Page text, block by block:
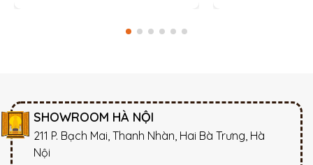
SHOWROOM HÀ NỘI
211 P. Bạch Mai, Thanh Nhàn, Hai Bà Trưng, Hà
Nội